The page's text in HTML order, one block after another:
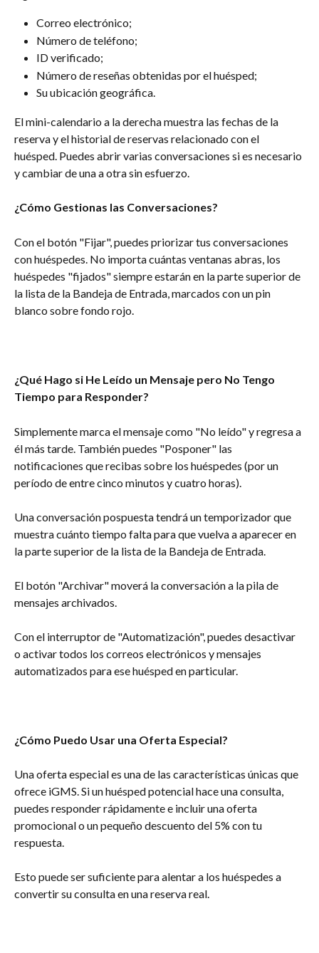
Correo electrónico;
Número de teléfono;
ID verificado;
Número de reseñas obtenidas por el huésped;
Su ubicación geográfica.
El mini-calendario a la derecha muestra las fechas de la
reserva y el historial de reservas relacionado con el
huésped. Puedes abrir varias conversaciones si es necesario
y cambiar de una a otra sin esfuerzo.
¿Cómo Gestionas las Conversaciones?
Con el botón "Fijar", puedes priorizar tus conversaciones
con huéspedes. No importa cuántas ventanas abras, los
huéspedes "fijados" siempre estarán en la parte superior de
la lista de la Bandeja de Entrada, marcados con un pin
blanco sobre fondo rojo.
¿Qué Hago si He Leído un Mensaje pero No Tengo
Tiempo para Responder?
Simplemente marca el mensaje como "No leído" y regresa a
él más tarde. También puedes "Posponer" las
notificaciones que recibas sobre los huéspedes (por un
período de entre cinco minutos y cuatro horas).
Una conversación pospuesta tendrá un temporizador que
muestra cuánto tiempo falta para que vuelva a aparecer en
la parte superior de la lista de la Bandeja de Entrada.
El botón "Archivar" moverá la conversación a la pila de
mensajes archivados.
Con el interruptor de "Automatización", puedes desactivar
o activar todos los correos electrónicos y mensajes
automatizados para ese huésped en particular.
¿Cómo Puedo Usar una Oferta Especial?
Una oferta especial es una de las características únicas que
ofrece iGMS. Si un huésped potencial hace una consulta,
puedes responder rápidamente e incluir una oferta
promocional o un pequeño descuento del 5% con tu
respuesta.
Esto puede ser suficiente para alentar a los huéspedes a
convertir su consulta en una reserva real.